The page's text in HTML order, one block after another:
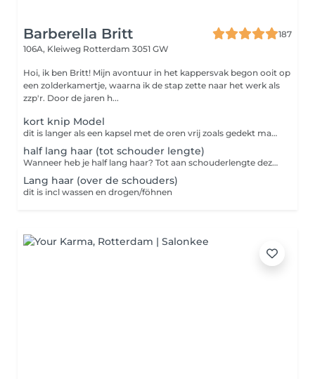
Barberella Britt
187
106A, Kleiweg Rotterdam 3051 GW
Hoi, ik ben Britt! Mijn avontuur in het kappersvak begon ooit op
een zolderkamertje, waarna ik de stap zette naar het werk als
zzp'r. Door de jaren h...
kort knip Model
dit is langer als een kapsel met de oren vrij zoals gedekt maar korter als schouder lengte, bv. bobline of een pixie cut incl wassen en drogen/stylen van het haar.
half lang haar (tot schouder lengte)
Wanneer heb je half lang haar? Tot aan schouderlengte deze behandeling is incl wassen en drogen
Lang haar (over de schouders)
dit is incl wassen en drogen/föhnen